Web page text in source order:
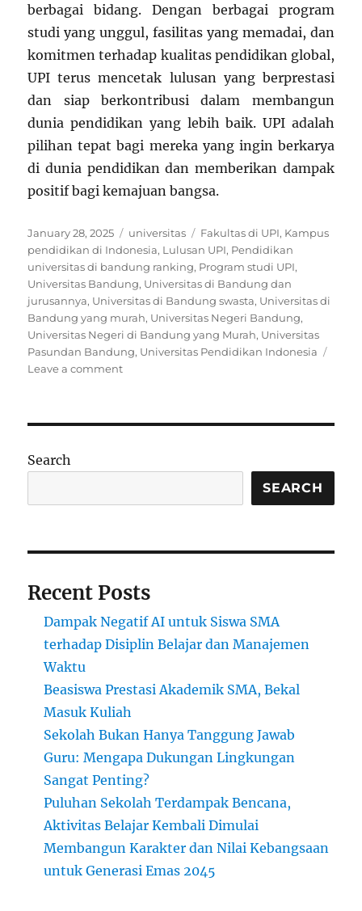
berbagai bidang. Dengan berbagai program
studi yang unggul, fasilitas yang memadai, dan
komitmen terhadap kualitas pendidikan global,
UPI terus mencetak lulusan yang berprestasi
dan siap berkontribusi dalam membangun
dunia pendidikan yang lebih baik. UPI adalah
pilihan tepat bagi mereka yang ingin berkarya
di dunia pendidikan dan memberikan dampak
positif bagi kemajuan bangsa.
Posted
on
January 28, 2025 Categories
universitas Tags
Fakultas di UPI, Kampus
pendidikan di Indonesia, Lulusan UPI, Pendidikan
universitas di bandung ranking, Program studi UPI,
Universitas Bandung, Universitas di Bandung dan
jurusannya, Universitas di Bandung swasta, Universitas di
Bandung yang murah, Universitas Negeri Bandung,
Universitas Negeri di Bandung yang Murah, Universitas
Pasundan Bandung, Universitas Pendidikan Indonesia
Leave a commenton
Kampus
Berkualitas
Search
SEARCH
Recent Posts
Dampak Negatif AI untuk Siswa SMA
terhadap Disiplin Belajar dan Manajemen
Waktu
Beasiswa Prestasi Akademik SMA, Bekal
Masuk Kuliah
Sekolah Bukan Hanya Tanggung Jawab
Guru: Mengapa Dukungan Lingkungan
Sangat Penting?
Puluhan Sekolah Terdampak Bencana,
Aktivitas Belajar Kembali Dimulai
Membangun Karakter dan Nilai Kebangsaan
untuk Generasi Emas 2045